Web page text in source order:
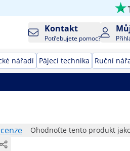
Kontakt
Potřebujete pomoc?
nářadí Pájecí technika Ruční
Ohodnoťte tento produkt